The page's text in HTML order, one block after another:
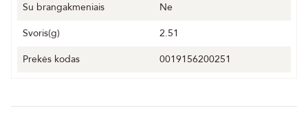
Su brangakmeniais
Ne
Svoris(g)
2.51
Prekės kodas
0019156200251